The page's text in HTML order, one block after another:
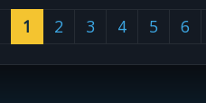
1 2 3 4 5 6